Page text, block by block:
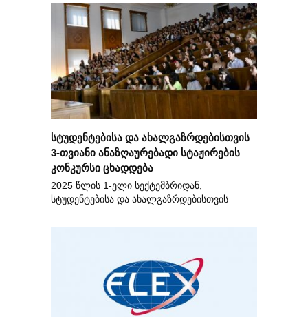
სტუდენტებისა და ახალგაზრდებისთვის
3-თვიანი ანაზღაურებადი სტაჟირების
კონკურსი ცხადდება
2025 წლის 1-ელი სექტემბრიდან,
სტუდენტებისა და ახალგაზრდებისთვის